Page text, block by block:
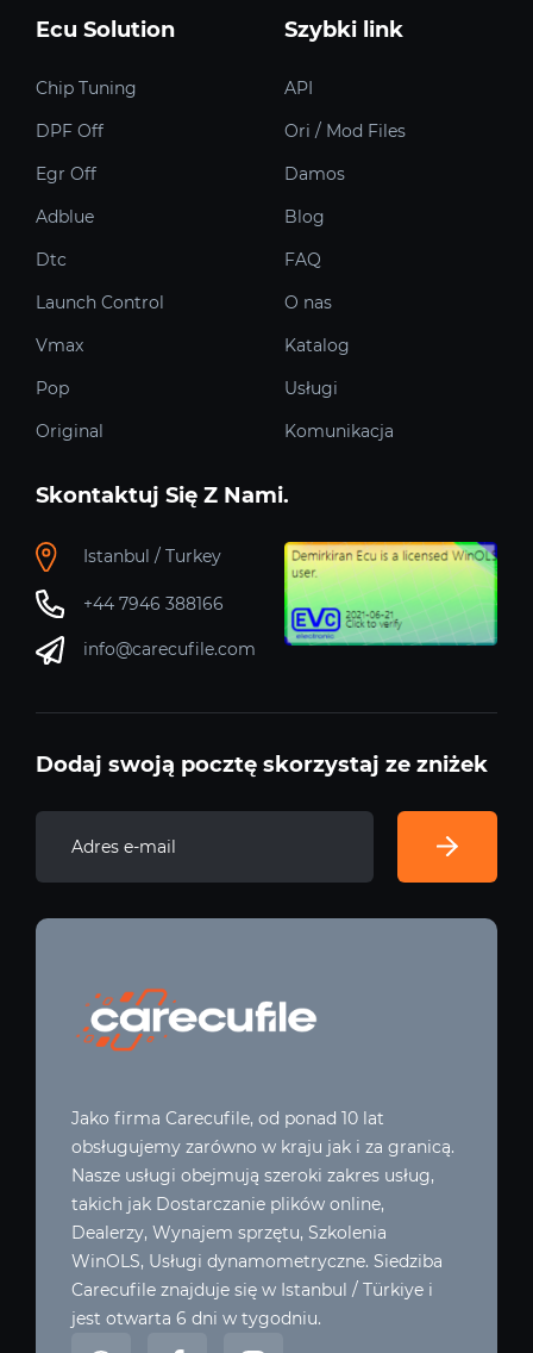
Ecu Solution
Chip Tuning
DPF Off
Egr Off
Adblue
Dtc
Launch Control
Vmax
Pop
Original
Szybki link
API
Ori / Mod Files
Damos
Blog
FAQ
O nas
Katalog
Usługi
Komunikacja
Skontaktuj Się Z Nami.
Istanbul / Turkey
+44 7946 388166
info@carecufile.com
Dodaj swoją pocztę skorzystaj ze zniżek
Jako firma Carecufile, od ponad 10 lat
obsługujemy zarówno w kraju jak i za granicą.
Nasze usługi obejmują szeroki zakres usług,
takich jak Dostarczanie plików online,
Dealerzy, Wynajem sprzętu, Szkolenia
WinOLS, Usługi dynamometryczne. Siedziba
Carecufile znajduje się w Istanbul / Türkiye i
jest otwarta 6 dni w tygodniu.